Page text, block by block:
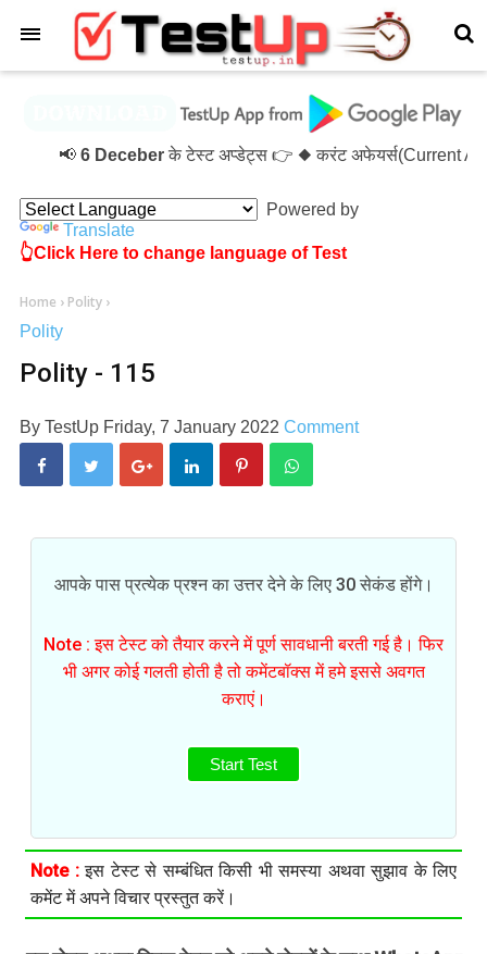
6 Deceberके टेस्ट अप्डेट्स 👉 ◆ करंट अफेयर्स(Current
Powered by
Translate
👆Click Here to change language of Test
Home › Polity ›
Polity
Polity - 115
By TestUp Friday, 7 January 2022 Comment
आपके पास प्रत्येक प्रश्न का उत्तर देने के लिए 30 सेकंड होंगे।
Note : इस टेस्ट को तैयार करने में पूर्ण सावधानी बरती गई है। फिर
भी अगर कोई गलती होती है तो कमेंटबॉक्स में हमे इससे अवगत
कराएं।
Start Test
Note :इस टेस्ट से सम्बंधित किसी भी समस्या अथवा सुझाव के लिए
कमेंट में अपने विचार प्रस्तुत करें।